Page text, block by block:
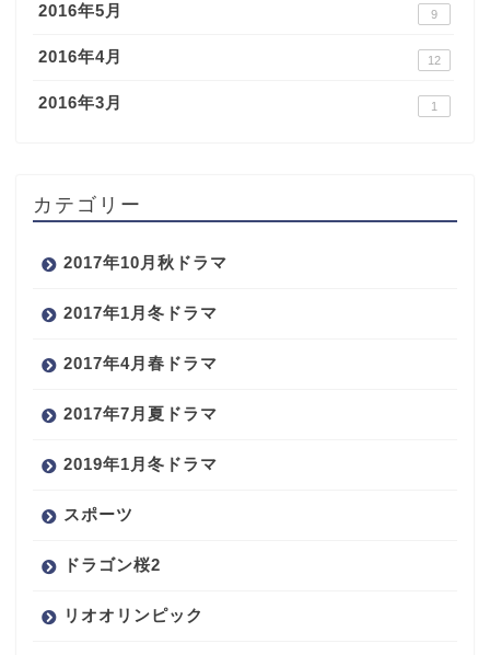
2016年5月 9
2016年4月 12
2016年3月 1
カテゴリー
2017年10月秋ドラマ
2017年1月冬ドラマ
2017年4月春ドラマ
2017年7月夏ドラマ
2019年1月冬ドラマ
スポーツ
ドラゴン桜2
リオオリンピック